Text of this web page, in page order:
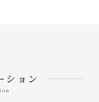
ション